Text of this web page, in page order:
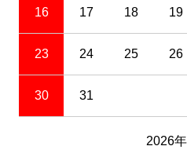
16 17 18 19
23 24 25 26
30 31
2026